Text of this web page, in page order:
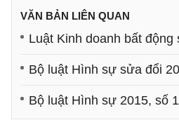
VĂN BẢN LIÊN QUAN
Luật Kinh doanh bất
Bộ luật Hình sự sửa đổi
Bộ luật Hình sự 2015, số